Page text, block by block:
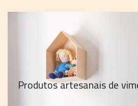
Produtos artesanais de